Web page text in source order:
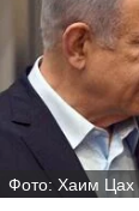
Фото: Хаим